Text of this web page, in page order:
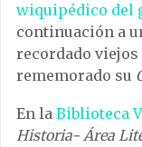
wiquipédico del
continuación a
recordado
rememorado su
En la Biblioteca
Historia- Área